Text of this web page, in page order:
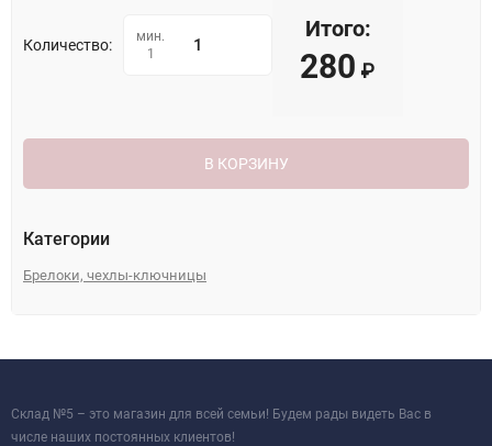
Количество:
мин.
1
Итого:
280 ₽
В КОРЗИНУ
Категории
Брелоки, чехлы-ключницы
Склад №5 – это магазин для всей семьи! Будем рады видеть Вас в
числе наших постоянных клиентов!